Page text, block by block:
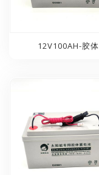
12V100AH-胶体